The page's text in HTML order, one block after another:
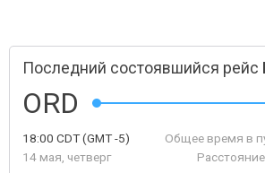
Последний состоявшийся рейс
ORD
18:00 CDT(GMT -5)
14 мая, четверг
Общее время в